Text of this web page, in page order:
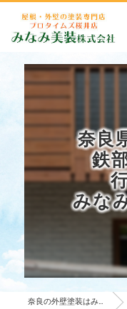
奈良
鉄
みな
奈良の外壁塗装はみなみ美装株式会社